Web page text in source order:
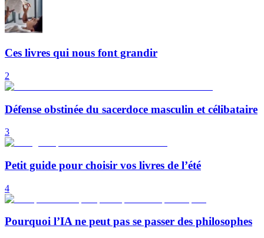
Ces livres qui nous font grandir
2
Défense obstinée du sacerdoce masculin et célibataire
3
Petit guide pour choisir vos livres de l’été
4
Pourquoi l’IA ne peut pas se passer des philosophes